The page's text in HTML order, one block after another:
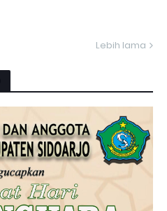
Lebih lama